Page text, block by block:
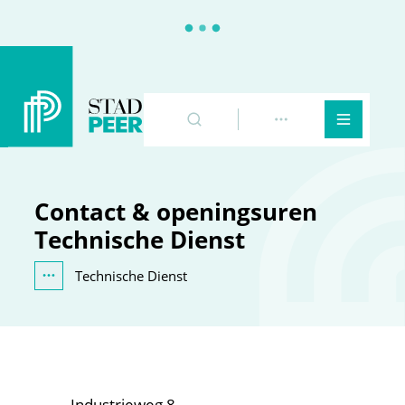
Zoeken Toon meerMenu
Contact & openingsuren
Technische Dienst
Toon alle broodkruimel items
Technische Dienst